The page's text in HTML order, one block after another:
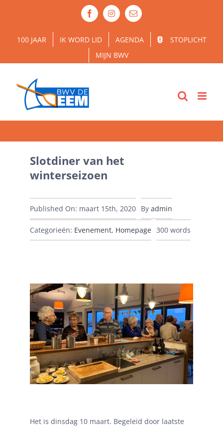
inhoud
FacebookInstagram
E-
mail
100 JAAR IK WORD LID AGENDA
STOPLICHT
MIJN BWV
Slotdiner van het
winterseizoen
Published On: maart 15th, 2020 By admin
Categorieën: Evenement, Homepage 300 words
Het is dinsdag 10 maart. Begeleid door laatste